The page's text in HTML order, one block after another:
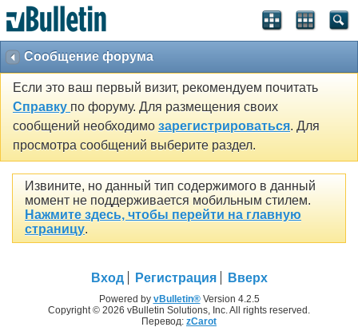
Сообщение форума
Если это ваш первый визит, рекомендуем почитать
Справку по форуму. Для размещения своих
сообщений необходимо зарегистрироваться. Для
просмотра сообщений выберите раздел.
Извините, но данный тип содержимого в данный
момент не поддерживается мобильным стилем.
Нажмите здесь, чтобы перейти на главную
страницу.
Вход Регистрация Вверх
Powered by vBulletin®Version 4.2.5
Copyright © 2026 vBulletin Solutions, Inc. All rights reserved.
Перевод: zCarot